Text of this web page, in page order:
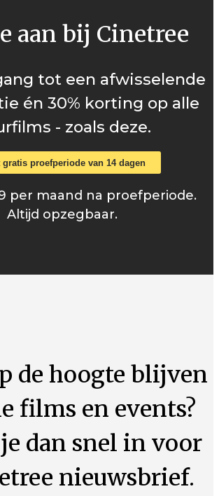
aan bij Cinetree
tot een afwisselende
én 30% korting op alle
- zoals deze.
gratis proefperiode van 14 dagen
per maand na proefperiode.
Altijd opzegbaar.
de hoogte blijven
films en events?
dan snel in voor
nieuwsbrief.